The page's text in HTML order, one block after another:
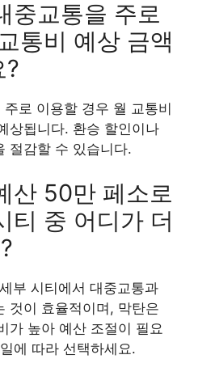
중교통을 주로
통비 예상 금액
?
주로 이용할 경우 월 교통비
상됩니다. 환승 할인이나
절감할 수 있습니다.
산 50만 페소로
티 중 어디가 더
부 시티에서 대중교통과
것이 효율적이며, 막탄은
가 높아 예산 조절이 필요
에 따라 선택하세요.